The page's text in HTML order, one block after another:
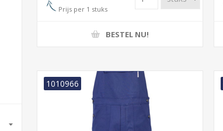
Prijs per 1 stuks
BESTEL NU!
1010966